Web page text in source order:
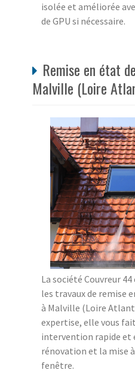
isolée et améliorée
de GPU si nécessaire.
Remise en état
Malville (Loire
La société Couvreur
les travaux de remise
à Malville (Loire
expertise, elle vous
intervention rapide et
rénovation et la mise
fenêtre.